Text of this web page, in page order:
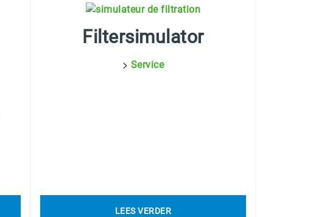
Filtersimulator
> Service
LEES VERDER